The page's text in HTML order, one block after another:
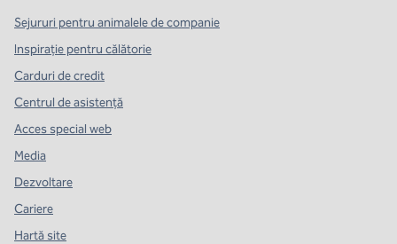
Sejururi pentru animalele de companie
Inspirație pentru călătorie
Carduri de credit
Centrul de asistență
Acces special web
Media
Dezvoltare
Cariere
Hartă site